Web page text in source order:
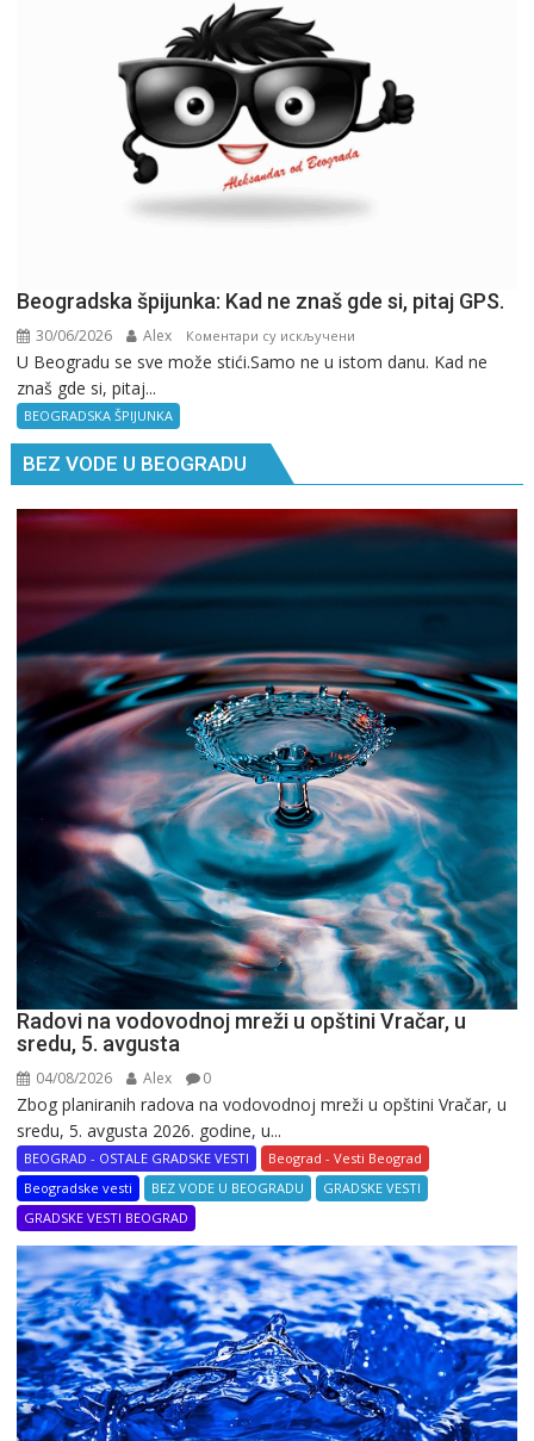
Beogradska špijunka: Kad ne znaš gde si, pitaj GPS.
30/06/2026 Alex Коментари су искључени
Beogradska
si,
U Beogradu se sve može stići.Samo ne u istom danu. Kad ne
znaš gde si, pitaj...
BEOGRADSKA ŠPIJUNKA
BEZ VODE U BEOGRADU
Radovi na vodovodnoj mreži u opštini Vračar, u
sredu, 5. avgusta
04/08/2026 Alex 0
Zbog planiranih radova na vodovodnoj mreži u opštini Vračar, u
sredu, 5. avgusta 2026. godine, u...
BEOGRAD - OSTALE GRADSKE VESTI
Beograd - Vesti Beograd
Beogradske vesti
BEZ VODE U BEOGRADU
GRADSKE VESTI
GRADSKE VESTI BEOGRAD